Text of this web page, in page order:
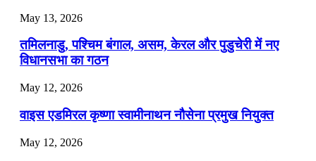
July 19, 2026
📝 डेली करेंट अफेयर्स: 16-18 जुलाई 2026
May 13, 2026
तमिलनाडु, पश्चिम बंगाल, असम, केरल और पुडुचेरी में नए
विधानसभा का गठन
May 12, 2026
वाइस एडमिरल कृष्णा स्वामीनाथन नौसेना प्रमुख नियुक्त
May 12, 2026